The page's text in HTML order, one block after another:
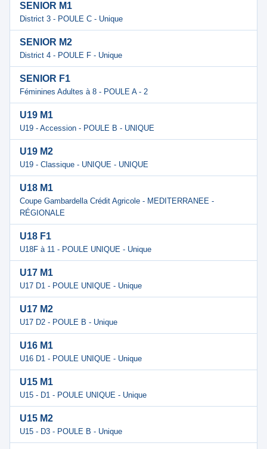
SENIOR M1
District 3 - POULE C - Unique
SENIOR M2
District 4 - POULE F - Unique
SENIOR F1
Féminines Adultes à 8 - POULE A - 2
U19 M1
U19 - Accession - POULE B - UNIQUE
U19 M2
U19 - Classique - UNIQUE - UNIQUE
U18 M1
Coupe Gambardella Crédit Agricole - MEDITERRANEE -
RÉGIONALE
U18 F1
U18F à 11 - POULE UNIQUE - Unique
U17 M1
U17 D1 - POULE UNIQUE - Unique
U17 M2
U17 D2 - POULE B - Unique
U16 M1
U16 D1 - POULE UNIQUE - Unique
U15 M1
U15 - D1 - POULE UNIQUE - Unique
U15 M2
U15 - D3 - POULE B - Unique